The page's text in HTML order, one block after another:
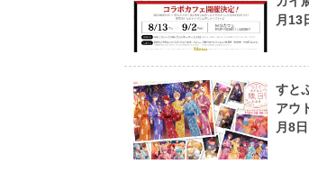
月13
すと
アウ
月8